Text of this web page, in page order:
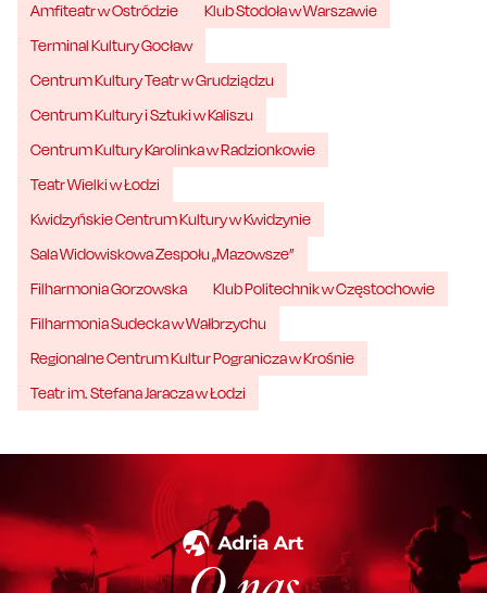
Amfiteatr w Ostródzie
Klub Stodoła w Warszawie
Terminal Kultury Gocław
Centrum Kultury Teatr w Grudziądzu
Centrum Kultury i Sztuki w Kaliszu
Centrum Kultury Karolinka w Radzionkowie
Teatr Wielki w Łodzi
Kwidzyńskie Centrum Kultury w Kwidzynie
Sala Widowiskowa Zespołu „Mazowsze”
Filharmonia Gorzowska
Klub Politechnik w Częstochowie
Filharmonia Sudecka w Wałbrzychu
Regionalne Centrum Kultur Pogranicza w Krośnie
Teatr im. Stefana Jaracza w Łodzi